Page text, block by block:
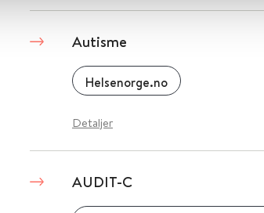
Autisme
Helsenorge.no
Detaljer
AUDIT-C